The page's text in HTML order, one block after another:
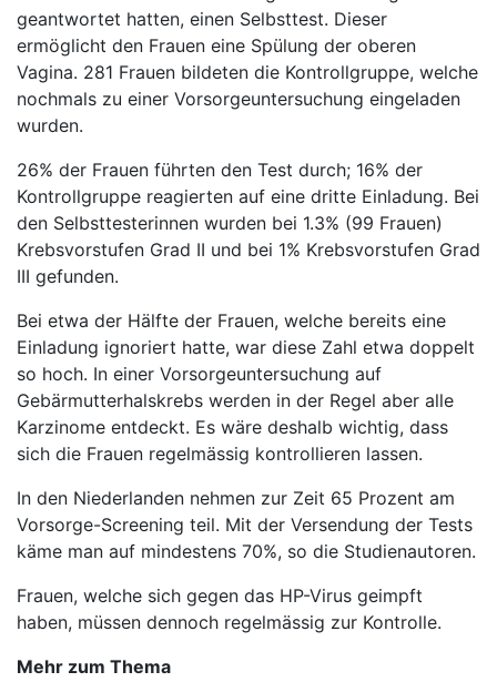
geantwortet hatten, einen Selbsttest. Dieser
ermöglicht den Frauen eine Spülung der oberen
Vagina. 281 Frauen bildeten die Kontrollgruppe, welche
nochmals zu einer Vorsorgeuntersuchung eingeladen
wurden.
26% der Frauen führten den Test durch; 16% der
Kontrollgruppe reagierten auf eine dritte Einladung. Bei
den Selbsttesterinnen wurden bei 1.3% (99 Frauen)
Krebsvorstufen Grad II und bei 1% Krebsvorstufen Grad
III gefunden.
Bei etwa der Hälfte der Frauen, welche bereits eine
Einladung ignoriert hatte, war diese Zahl etwa doppelt
so hoch. In einer Vorsorgeuntersuchung auf
Gebärmutterhalskrebs werden in der Regel aber alle
Karzinome entdeckt. Es wäre deshalb wichtig, dass
sich die Frauen regelmässig kontrollieren lassen.
In den Niederlanden nehmen zur Zeit 65 Prozent am
Vorsorge-Screening teil. Mit der Versendung der Tests
käme man auf mindestens 70%, so die Studienautoren.
Frauen, welche sich gegen das HP-Virus geimpft
haben, müssen dennoch regelmässig zur Kontrolle.
Mehr zum Thema